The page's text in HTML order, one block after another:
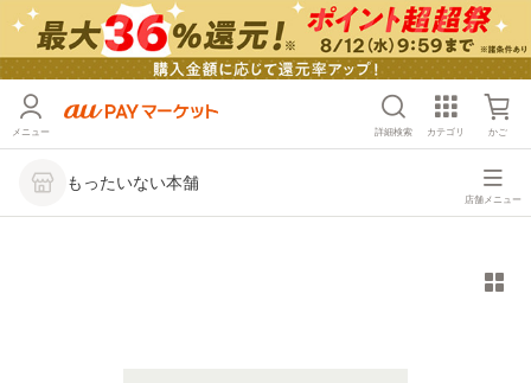
メニュー 詳細検索 カテゴリ かご
もったいない本舗
店舗メニュー